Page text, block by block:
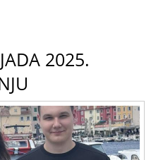
2025.